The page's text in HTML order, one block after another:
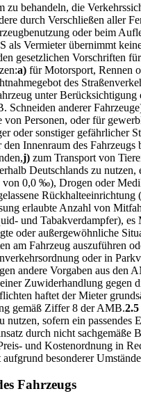
behandeln, die
durch Verschließen aller
oder beim
Vermieter übernimmt
gesetzlichen Vorschriften
a) für Motorsport, Rennen
des
unter
Schneiden anderer
Personen, oder für
oder sonstiger gefährlicher
Innenraum des
j) zum Transport von
Deutschlands zu
0,0 ‰), Drogen oder
erlaubte Anzahl von
und Tabakverdampfer), es
oder außergewöhnliche
am Fahrzeug auszuführen
oder in
andere Vorgaben aus
Zuwiderhandlung
haftet der Mieter
gemäß Ziffer 8 der AMB.2.5
nutzen, sofern ein
durch nicht
und Kostenordnung in
besonderer
Fahrzeugs